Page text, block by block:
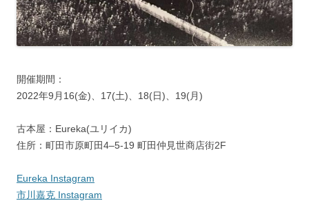
開催期間：
2022年9月16(金)、17(土)、18(日)、19(月)
古本屋：Eureka(ユリイカ)
住所：町田市原町田4–5-19 町田仲見世商店街2F
Eureka Instagram
市川嘉克 Instagram